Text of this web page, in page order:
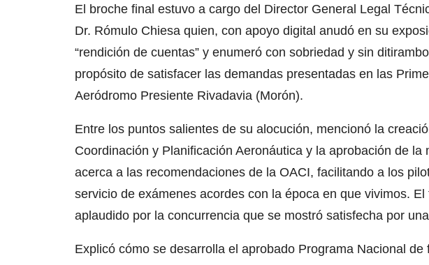
El broche final estuvo a cargo del Director General Legal
Dr. Rómulo Chiesa quien, con apoyo digital anudó en su
“rendición de cuentas” y enumeró con sobriedad y sin
propósito de satisfacer las demandas presentadas en las
Aeródromo Presiente Rivadavia (Morón).
Entre los puntos salientes de su alocución, mencionó la
Coordinación y Planificación Aeronáutica y la aprobación de
acerca a las recomendaciones de la OACI, facilitando a los
servicio de exámenes acordes con la época en que vivimos.
aplaudido por la concurrencia que se mostró satisfecha por
Explicó cómo se desarrolla el aprobado Programa Nacional de